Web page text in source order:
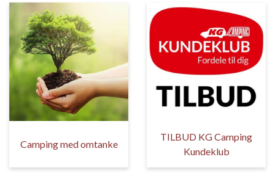
Camping med omtanke
TILBUD KG Camping
Kundeklub